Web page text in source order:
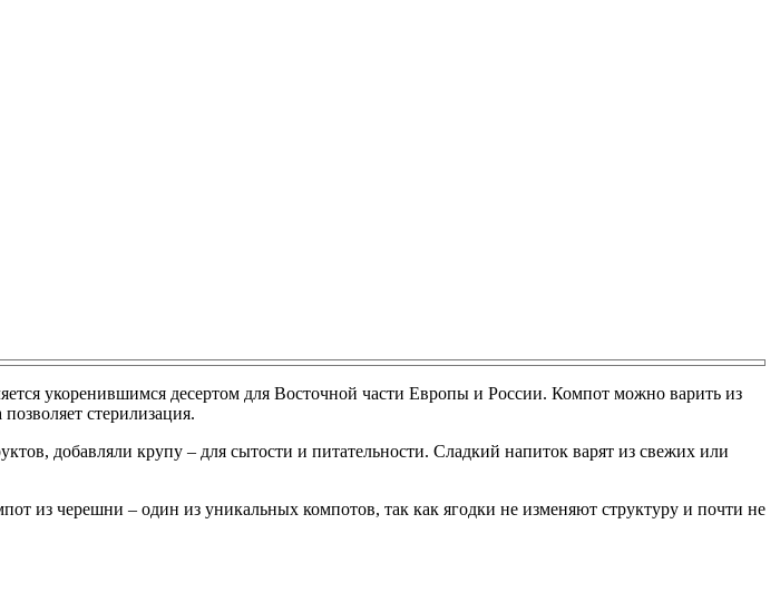
укоренившимся десертом для Восточной части Европы и России. Компот можно варить из
стерилизация.
добавляли крупу – для сытости и питательности. Сладкий напиток варят из свежих или
из черешни – один из уникальных компотов, так как ягодки не изменяют структуру и почти не